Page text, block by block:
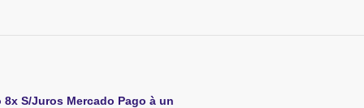
8x S/Juros Mercado Pago à un